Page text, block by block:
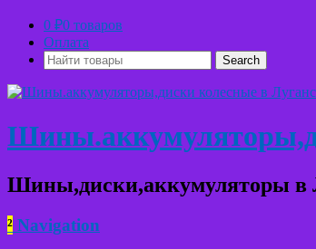
0 ₽0 товаров
Оплата
Найти
товары:
Шины,диски,аккумуляторы в
² Navigation